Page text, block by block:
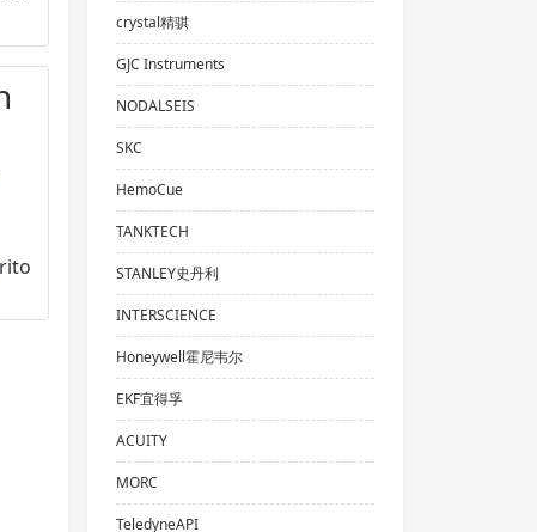
crystal精骐
GJC Instruments
NODALSEIS
SKC
HemoCue
TANKTECH
STANLEY史丹利
INTERSCIENCE
Honeywell霍尼韦尔
EKF宜得孚
ACUITY
MORC
TeledyneAPI